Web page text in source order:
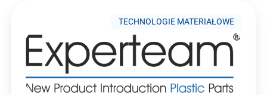
TECHNOLOGIE MATERIAŁOWE